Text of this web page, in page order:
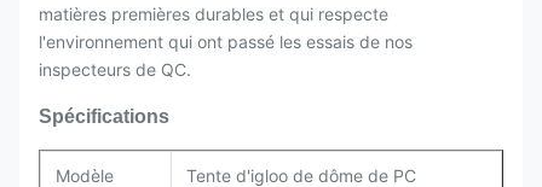
matières premières durables et qui respecte
l'environnement qui ont passé les essais de nos
inspecteurs de QC.
Spécifications
Modèle Tente d'igloo de dôme de PC